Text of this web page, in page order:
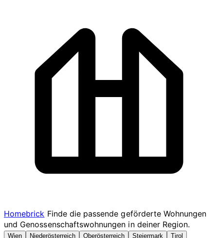
Homebrick Finde die passende geförderte Wohnungen
und Genossenschaftswohnungen in deiner Region.
Wien Niederösterreich Oberösterreich Steiermark
Tirol